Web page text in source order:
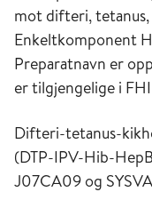
mot difteri,
Enkeltkomponent
Preparatnavn er
er tilgjengelige i
Difteri-tetanus-
(DTP-IPV-Hib-
J07CA09 og